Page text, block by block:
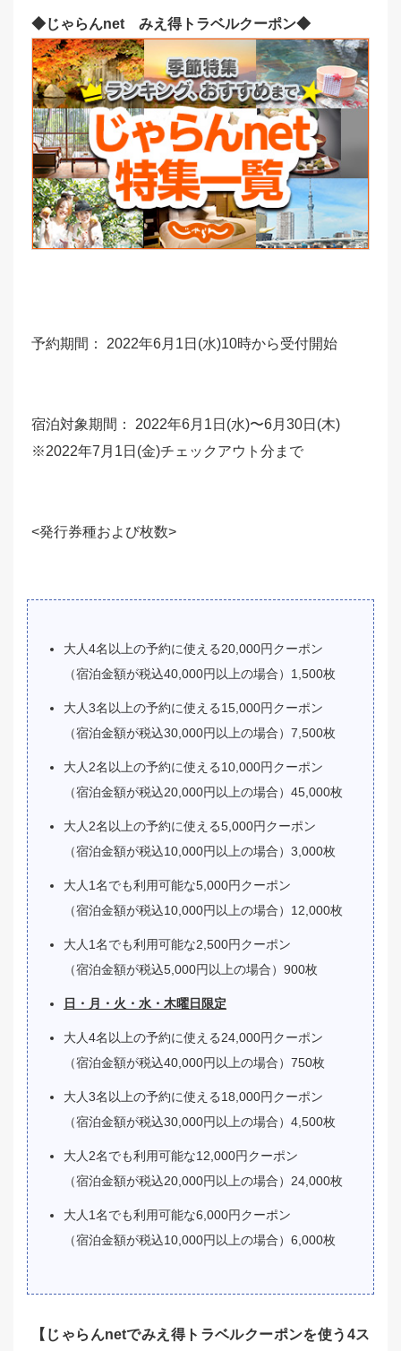
◆じゃらんnet みえ得トラベルクーポン◆
予約期間： 2022年6月1日(水)10時から受付開始
宿泊対象期間： 2022年6月1日(水)〜6月30日(木)
※2022年7月1日(金)チェックアウト分まで
<発行券種および枚数>
大人4名以上の予約に使える20,000円クーポン
（宿泊金額が税込40,000円以上の場合）1,500枚
大人3名以上の予約に使える15,000円クーポン
（宿泊金額が税込30,000円以上の場合）7,500枚
大人2名以上の予約に使える10,000円クーポン
（宿泊金額が税込20,000円以上の場合）45,000枚
大人2名以上の予約に使える5,000円クーポン
（宿泊金額が税込10,000円以上の場合）3,000枚
大人1名でも利用可能な5,000円クーポン
（宿泊金額が税込10,000円以上の場合）12,000枚
大人1名でも利用可能な2,500円クーポン
（宿泊金額が税込5,000円以上の場合）900枚
日・月・火・水・木曜日限定
大人4名以上の予約に使える24,000円クーポン
（宿泊金額が税込40,000円以上の場合）750枚
大人3名以上の予約に使える18,000円クーポン
（宿泊金額が税込30,000円以上の場合）4,500枚
大人2名でも利用可能な12,000円クーポン
（宿泊金額が税込20,000円以上の場合）24,000枚
大人1名でも利用可能な6,000円クーポン
（宿泊金額が税込10,000円以上の場合）6,000枚
【 じゃらんnetでみえ得トラベルクーポンを使う4ス